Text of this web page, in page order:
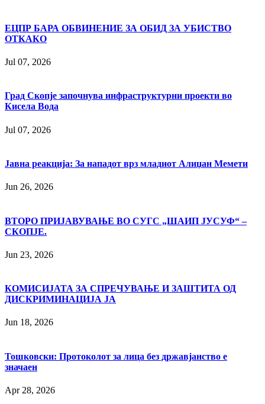
ЕЦПР БАРА ОБВИНЕНИЕ ЗА ОБИД ЗА УБИСТВО
ОТКАКО
Jul 07, 2026
Град Скопје започнува инфраструктурни проекти во
Кисела Вода
Jul 07, 2026
Јавна реакција: Зa нападот врз младиот Алиџан Мемети
Jun 26, 2026
ВТОРО ПРИЈАВУВАЊЕ ВО СУГС „ШАИП ЈУСУФ“ –
СКОПЈЕ.
Jun 23, 2026
КОМИСИЈАТА ЗА СПРЕЧУВАЊЕ И ЗАШТИТА ОД
ДИСКРИМИНАЦИЈА ЈА
Jun 18, 2026
Тошковски: Протоколот за лица без државјанство е
значаен
Apr 28, 2026